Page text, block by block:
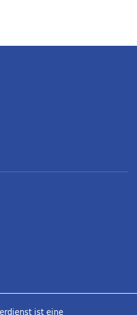
ist eine